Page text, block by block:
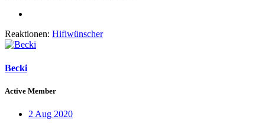
Reaktionen: Hifiwünscher
Becki
Active Member
2 Aug 2020